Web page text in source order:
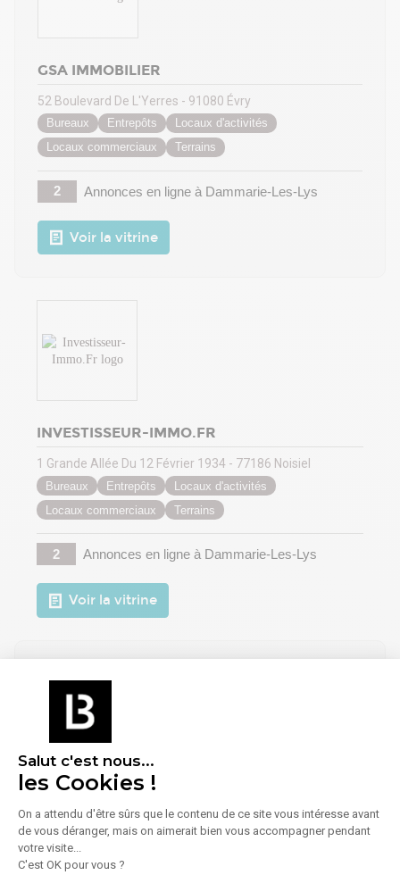
Salut c'est nous...
les Cookies !
On a attendu d'être sûrs que le contenu de ce site vous intéresse avant
de vous déranger, mais on aimerait bien vous accompagner pendant
votre visite...
C'est OK pour vous ?
GSA IMMOBILIER
52 Boulevard De L'Yerres - 91080 Évry
Bureaux Entrepôts
Locaux d'activités
Locaux commerciaux
Terrains
2 Annonces en ligneà Dammarie-Les-Lys
Voir la vitrine
INVESTISSEUR-IMMO.FR
1 Grande Allée Du 12 Février 1934 - 77186 Noisiel
Bureaux Entrepôts
Locaux d'activités
Locaux commerciaux
Terrains
2 Annonces en ligneà Dammarie-Les-Lys
Voir la vitrine
MCARRÉ CONSEIL
(33 avis)
10 Rue du Bois Savage - 91000 Évry
Bureaux Entrepôts